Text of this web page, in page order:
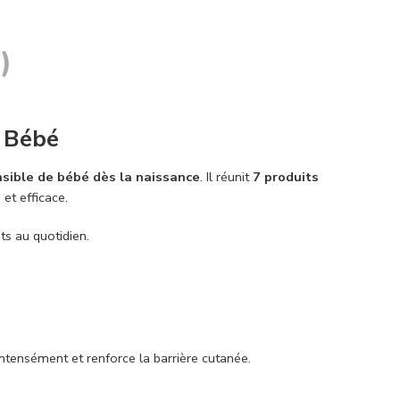
de bébé dès la naissance. Il réunit 7 produits
efficace.
au quotidien.
et renforce la barrière cutanée.